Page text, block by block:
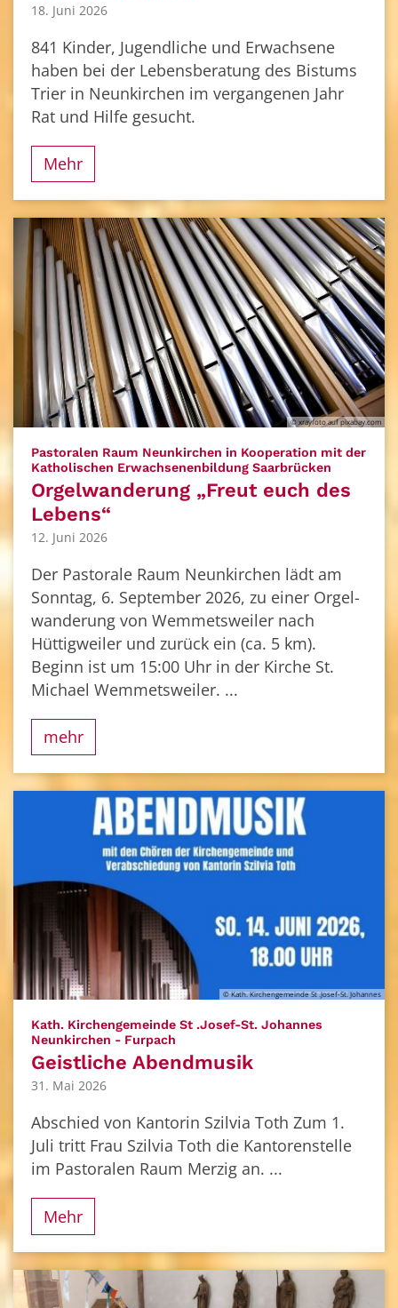
18. Juni 2026
841 Kinder, Jugendliche und Erwachsene
haben bei der Lebensberatung des Bistums
Trier in Neunkirchen im vergangenen Jahr
Rat und Hilfe gesucht.
Mehr
© xrayfoto auf pixabay.com
Pastoralen Raum Neunkirchen in Kooperation mit der
Katholischen Erwachsenenbildung Saarbrücken
Orgelwanderung „Freut euch des
Lebens“
12. Juni 2026
Der Pastorale Raum Neunkirchen lädt am
Sonntag, 6. September 2026, zu einer Orgel-
wanderung von Wemmetsweiler nach
Hüttigweiler und zurück ein (ca. 5 km).
Beginn ist um 15:00 Uhr in der Kirche St.
Michael Wemmetsweiler. ...
mehr
© Kath. Kirchengemeinde St .Josef-St. Johannes
Kath. Kirchengemeinde St .Josef-St. Johannes
Neunkirchen - Furpach
Geistliche Abendmusik
31. Mai 2026
Abschied von Kantorin Szilvia Toth Zum 1.
Juli tritt Frau Szilvia Toth die Kantorenstelle
im Pastoralen Raum Merzig an. ...
Mehr